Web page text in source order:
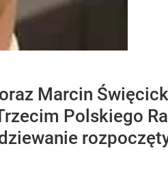
Marcin
Polskiego